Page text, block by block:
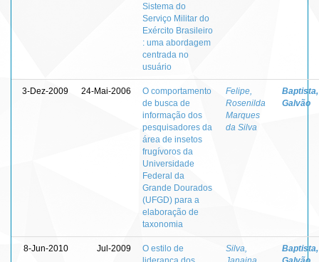
Sistema do
Serviço Militar do
Exército Brasileiro
: uma abordagem
centrada no
usuário
3-Dez-2009 24-Mai-2006
O comportamento
de busca de
informação dos
pesquisadores da
área de insetos
frugívoros da
Universidade
Federal da
Grande Dourados
(UFGD) para a
elaboração de
taxonomia
Felipe,
Rosenilda
Marques
da Silva
Galvão
8-Jun-2010 Jul-2009
O estilo de
Silva,